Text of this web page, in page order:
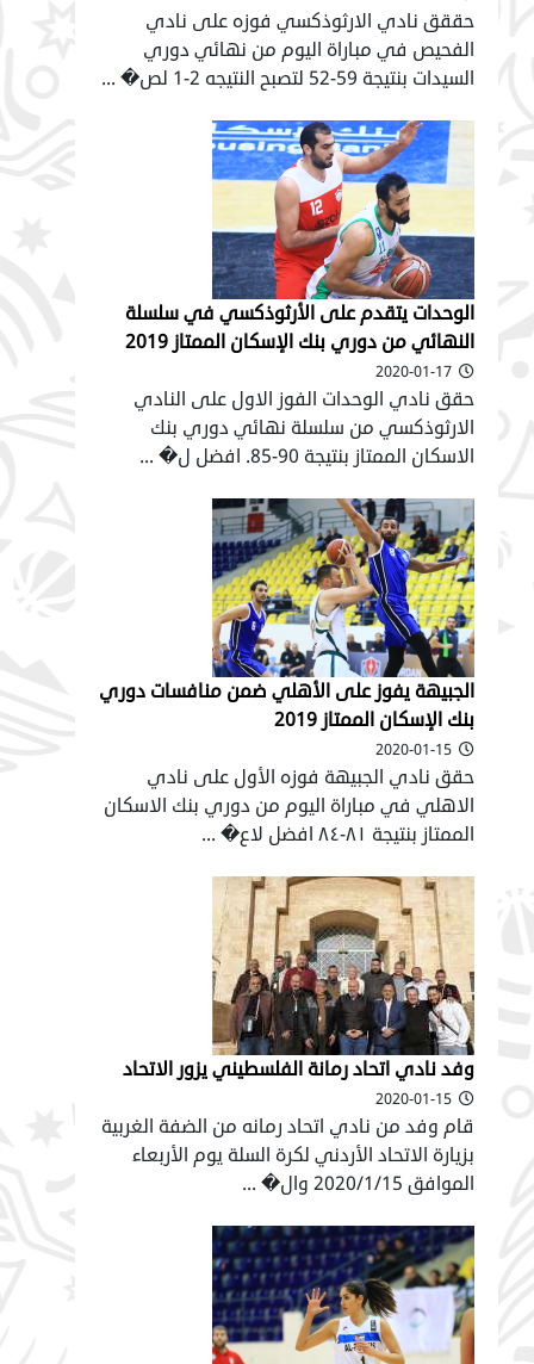
حققق نادي الارثوذكسي فوزه على نادي
الفحيص في مباراة اليوم من نهائي دوري
السيدات بنتيجة 59-52 لتصبح النتيجه 2-1 لص� ...
الوحدات يتقدم على الأرثوذكسي في سلسلة
النهائي من دوري بنك الإسكان الممتاز 2019
حقق نادي الوحدات الفوز الاول على النادي
الارثوذكسي من سلسلة نهائي دوري بنك
الاسكان الممتاز بنتيجة 90-85. افضل ل� ...
الجبيهة يفوز على الأهلي ضمن منافسات دوري
بنك الإسكان الممتاز 2019
حقق نادي الجبيهة فوزه الأول على نادي
الاهلي في مباراة اليوم من دوري بنك الاسكان
الممتاز بنتيجة ٨١-٨٤ افضل لاع� ...
وفد نادي اتحاد رمانة الفلسطيني يزور الاتحاد
قام وفد من نادي اتحاد رمانه من الضفة الغربية
بزيارة الاتحاد الأردني لكرة السلة يوم الأربعاء
الموافق 2020/1/15 وال� ...